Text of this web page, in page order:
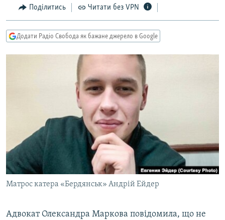
Перейти
до
пошуку
СУСПІЛЬСТВО
ДОНБАС.РЕАЛІЇ
ТИ ЯК?
КИТАЙ.ВИКЛИКИ
СПЕЦПРОЄКТИ
ПОДКАСТИ
КРИМ РЕАЛІЇ
УКР
Поділитись Читати без VPN
Додати Радіо Свобода як бажане джерело в Google
Матрос катера «Бердянськ» Андрій Ейдер
Адвокат Олександра Маркова повідомила, що не